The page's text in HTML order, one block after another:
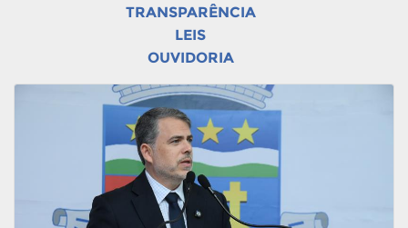
TRANSPARÊNCIA
LEIS
OUVIDORIA